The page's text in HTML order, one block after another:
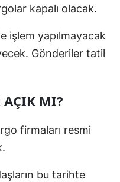
kapalı olacak.
işlem yapılmayacak
Gönderiler tatil
AÇIK MI?
firmaları resmi
bu tarihte